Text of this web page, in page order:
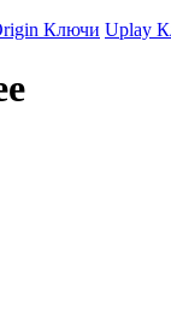
Ключи Uplay